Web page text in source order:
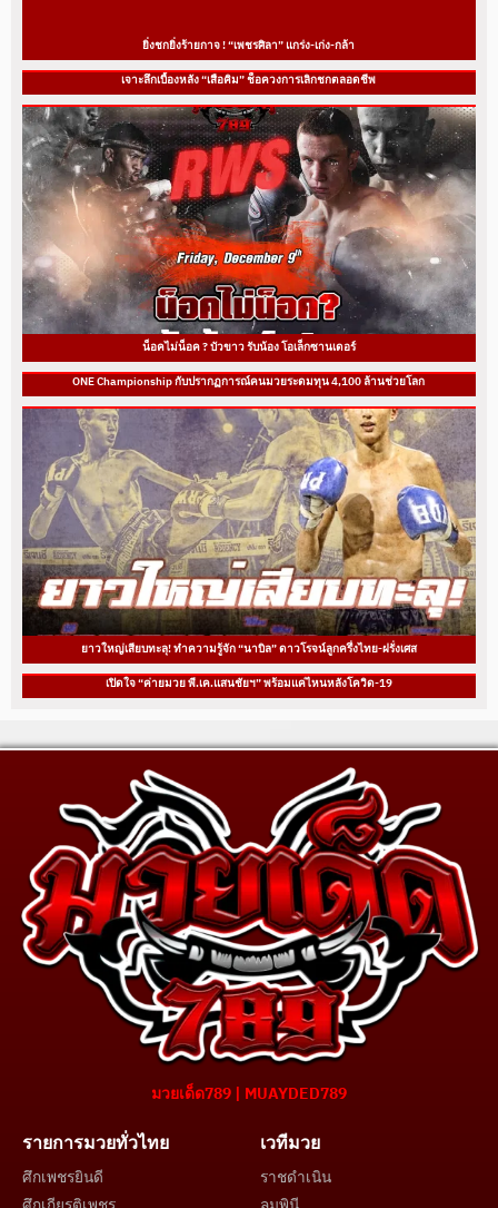
ยิ่งชกยิ่งร้ายกาจ ! “เพชรศิลา” แกร่ง-เก่ง-กล้า
เจาะลึกเบื้องหลัง “เสือคิม” ช็อควงการเลิกชกตลอดชีพ
น็อคไม่น็อค ? บัวขาว รับน้อง โอเล็กซานเดอร์
ONE Championship กับปรากฏการณ์คนมวยระดมทุน 4,100 ล้านช่วยโลก
ยาวใหญ่เสียบทะลุ! ทำความรู้จัก “นาบิล” ดาวโรจน์ลูกครึ่งไทย-ฝรั่งเศส
เปิดใจ “ค่ายมวย พี.เค.แสนชัยฯ” พร้อมแค่ไหนหลังโควิด-19
มวยเด็ด789 | MUAYDED789
รายการมวยทั่วไทย
ศึกเพชรยินดี
เวทีมวย
ราชดำเนิน